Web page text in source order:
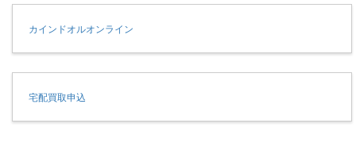
カインドオルオンライン
宅配買取申込